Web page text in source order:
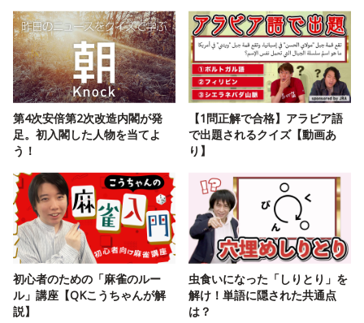
第4次安倍第2次改造内閣が発
足。初入閣した人物を当てよ
う！
【1問正解で合格】アラビア語
で出題されるクイズ【動画あ
り】
初心者のための「麻雀のルー
ル」講座【QKこうちゃんが解
説】
虫食いになった「しりとり」を
解け！単語に隠された共通点
は？